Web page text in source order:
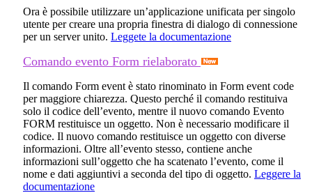
Ora è possibile utilizzare un’applicazione unificata per singolo
utente per creare una propria finestra di dialogo di connessione
per un server unito. Leggete la documentazione
Comando evento Form rielaborato
Il comando Form event è stato rinominato in Form event code
per maggiore chiarezza. Questo perché il comando restituiva
solo il codice dell’evento, mentre il nuovo comando Evento
FORM restituisce un oggetto. Non è necessario modificare il
codice. Il nuovo comando restituisce un oggetto con diverse
informazioni. Oltre all’evento stesso, contiene anche
informazioni sull’oggetto che ha scatenato l’evento, come il
nome e dati aggiuntivi a seconda del tipo di oggetto. Leggere la
documentazione